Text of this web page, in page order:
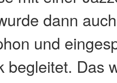
dann
und
begleitet. Das